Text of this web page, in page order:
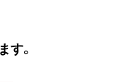
す。